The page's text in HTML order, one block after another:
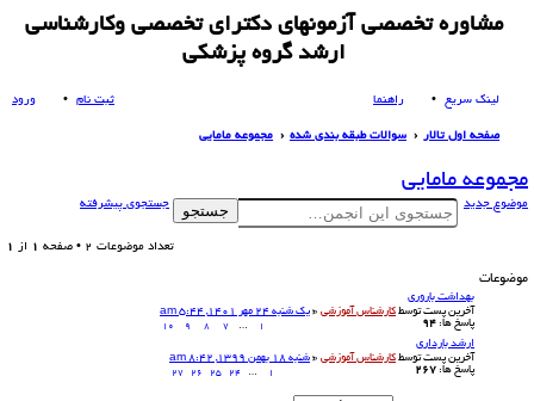
مشاوره تخصصی آزمونهای دکترای تخصصی وکارشناسی
ارشد گروه پزشکی
لینک سریع راهنما ورود ثبت نام
صفحه اول تالار سوالات طبقه بندی شده مجموعه مامایی
مجموعه مامایی
موضوع جدید جستجو جستجوی پیشرفته
تعداد موضوعات 2 • صفحه 1 از 1
موضوعات
بهداشت باروری
آخرین پست توسط کارشناس آموزشی « یک شنبه 24 مهر 1401, 5:44 am
پاسخ ها: 94
1
…
7
8
9
10
ارشد بارداری
آخرین پست توسط کارشناس آموزشی « شنبه 18 بهمن 1399, 8:42 am
پاسخ ها: 267
1
…
24
25
26
27